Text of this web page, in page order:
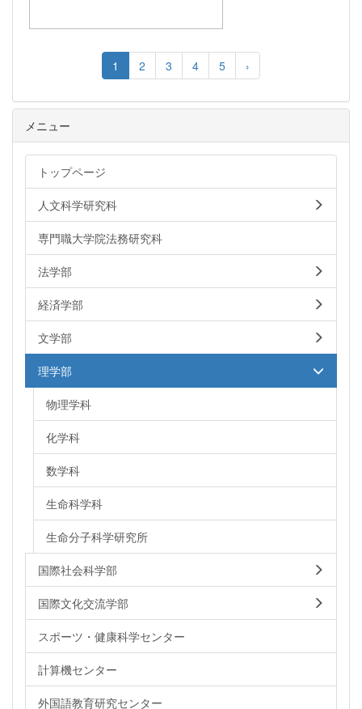
1 2 3 4 5 ›
メニュー
トップページ
人文科学研究科
専門職大学院法務研究科
法学部
経済学部
文学部
理学部
物理学科
化学科
数学科
生命科学科
生命分子科学研究所
国際社会科学部
国際文化交流学部
スポーツ・健康科学センター
計算機センター
外国語教育研究センター